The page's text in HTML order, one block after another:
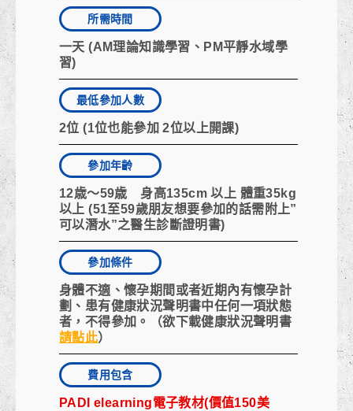
所需時間
一天 (AM理論知識學習、PM平靜水域學
習)
最低參加人數
2位 (1位也能參加 2位以上開課)
參加年齡
12歳～59歳 身高135cm 以上 體重35kg
以上 (51至59歲朋友想要參加的話需附上”
可以潛水”之醫生診斷證明書)
參加條件
身體不適、懷孕期間或者近期內有懷孕計
劃、患有健康狀況聲明書中任何一項狀態
者，不得參加。（欲下載健康狀況聲明書
請點此）
費用包含
PADI elearning電子教材(價值150美